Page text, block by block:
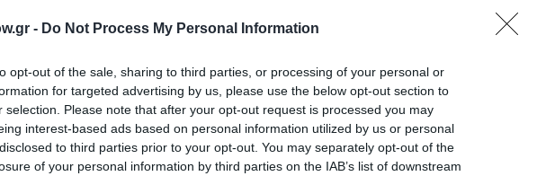
- Do Not Process My Personal Information
opt-out of the sale, sharing to third parties, or processing of your personal or
for targeted advertising by us, please use the below opt-out section to
selection. Please note that after your opt-out request is processed you may
interest-based ads based on personal information utilized by us or personal
to third parties prior to your opt-out. You may separately opt-out of the
of your personal information by third parties on the IAB’s list of downstream